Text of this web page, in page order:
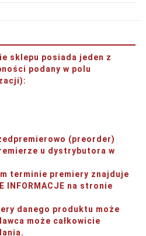
sklepu posiada jeden z
podany w polu
:
(preorder)
u dystrybutora w
terminie premiery znajduje
INFORMACJE na stronie
danego produktu może
może całkowicie